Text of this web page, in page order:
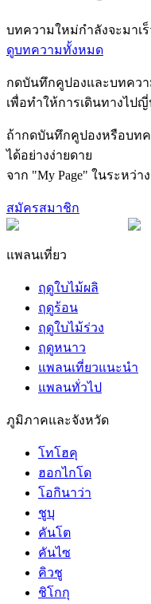
บทความใหม่กำลังจะมาเ
ดูบทความทั้งหมด
กดบันทึกคูปองและบทควา
เพื่อทำให้การเดินทางไ
ถ้ากดบันทึกคูปองหรือบท
ได้อย่างง่ายดาย
จาก "My Page" ในระหว่
สมัครสมาชิก
แพลนเที่ยว
ฤดูใบไม้ผลิ
ฤดูร้อน
ฤดูใบไม้ร่วง
ฤดูหนาว
แพลนเที่ยวแนะนำ
แพลนทั่วไป
ภูมิภาคและจังหวัด
โทโฮคุ
ฮอกไกโด
โอกินาว่า
ชูบุ
คันโต
คันไซ
คิวชู
ชิโกกุ